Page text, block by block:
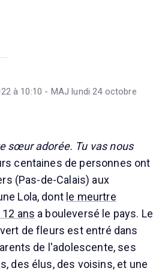
à 10:10 - MAJ lundi 24 octobre
sœur adorée. Tu vas nous
centaines de personnes ont
(Pas-de-Calais) aux
Lola, dont le meurtre
ans a bouleversé le pays. Le
de fleurs est entré dans
de l'adolescente, ses
des élus, des voisins, et une